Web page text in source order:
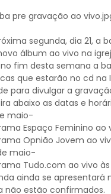
segunda, dia 21, a
álbum ao vivo na
fim desta semana a
que estarão no cd na
para divulgar a
abaixo as datas e
maio-
Espaço Feminino ao
Opnião Jovem ao
maio-
Tudo.com ao vivo às
ainda se apresentará
não estão confirmados.